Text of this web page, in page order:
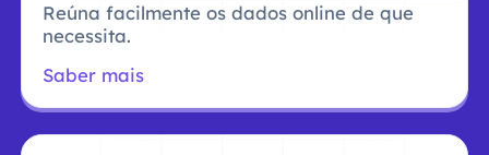
Reúna facilmente os dados online de que
necessita.
Saber mais